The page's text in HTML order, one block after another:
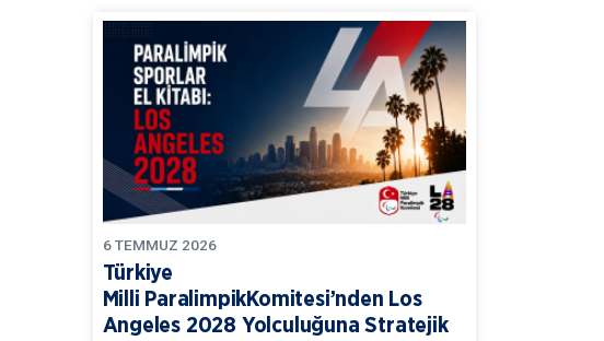
6 TEMMUZ 2026
Türkiye
Milli ParalimpikKomitesi’nden Los
Angeles 2028 Yolculuğuna Stratejik